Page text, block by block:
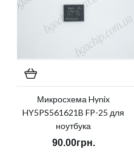
Микросхема Hynix
HY5PS561621B FP-25 для
ноутбука
90.00грн.